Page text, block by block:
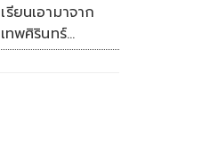
ยนเอามาจาก
ทพศิรินทร์